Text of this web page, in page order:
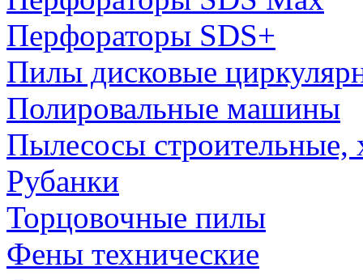
Перфораторы SDS+
Пилы дисковые
Полировальные машины
Пылесосы строительные,
Рубанки
Торцовочные пилы
Фены технические